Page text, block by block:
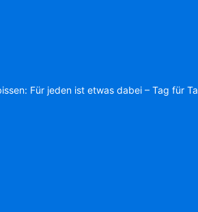
Für jeden ist etwas dabei – Tag für